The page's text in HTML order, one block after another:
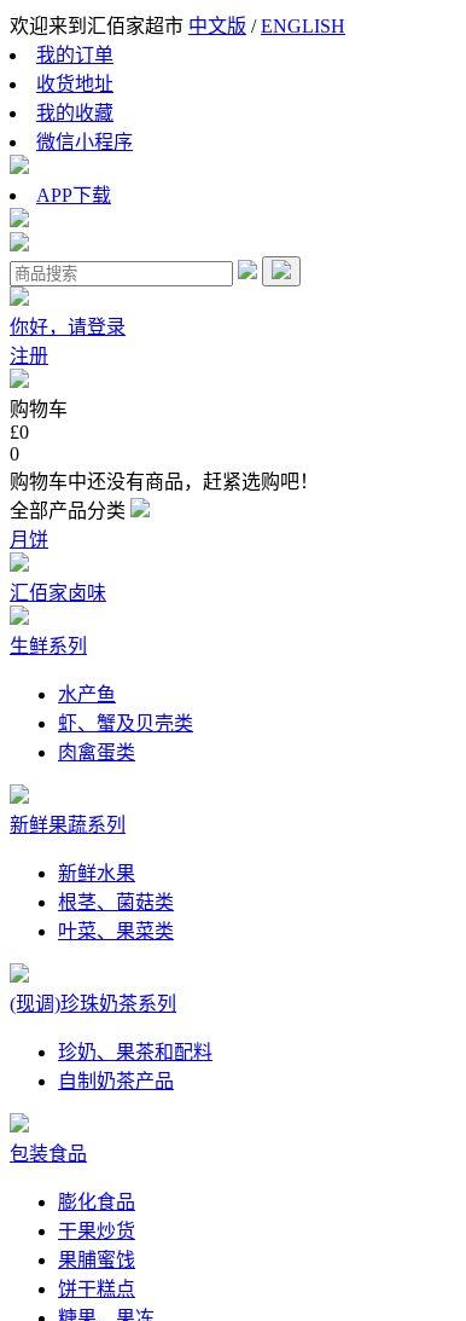
欢迎来到汇佰家超市 中文版 /ENGLISH
我的订单
收货地址
我的收藏
微信小程序
APP下载
你好，请登录
注册
购物车
£0
0
购物车中还没有商品，赶紧选购吧！
全部产品分类
月饼
汇佰家卤味
生鲜系列
水产鱼
虾、蟹及贝壳类
肉禽蛋类
新鲜果蔬系列
新鲜水果
根茎、菌菇类
叶菜、果菜类
(现调)珍珠奶茶系列
珍奶、果茶和配料
自制奶茶产品
包装食品
膨化食品
干果炒货
果脯蜜饯
饼干糕点